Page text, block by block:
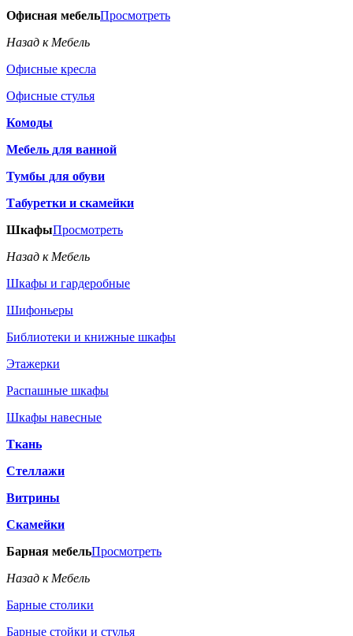
Офисная мебельПросмотреть
Назад к Мебель
Офисные кресла
Офисные стулья
Комоды
Мебель для ванной
Тумбы для обуви
Табуретки и скамейки
ШкафыПросмотреть
Назад к Мебель
Шкафы и гардеробные
Шифоньеры
Библиотеки и книжные шкафы
Этажерки
Распашные шкафы
Шкафы навесные
Ткань
Стеллажи
Витрины
Скамейки
Барная мебельПросмотреть
Назад к Мебель
Барные столики
Барные стойки и стулья